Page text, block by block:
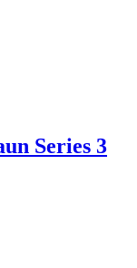
Series 3